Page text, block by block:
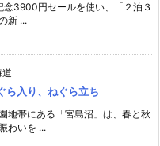
念3900円セールを使い、「２泊３
新 ...
道
ら入り、ねぐら立ち
地帯にある「宮島沼」は、春と秋
わいを ...